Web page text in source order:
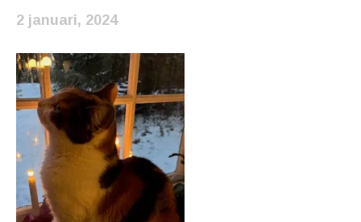
2 januari, 2024